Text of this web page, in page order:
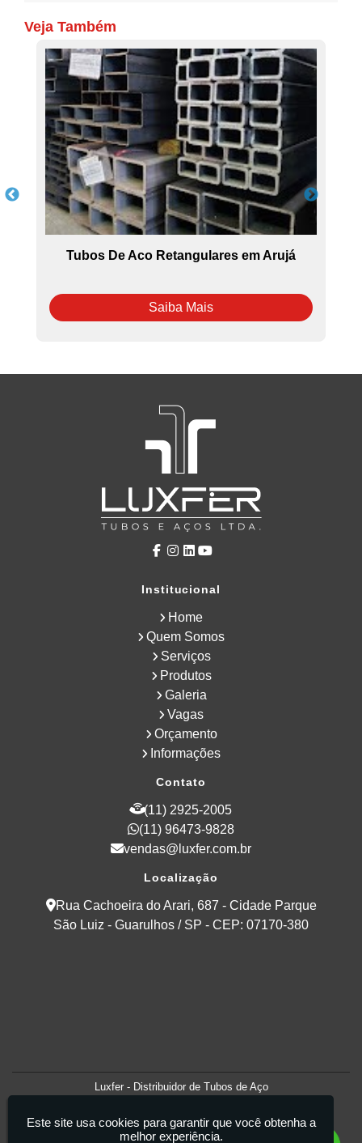
Veja Também
Tubos De Aco Retangulares em Arujá
Saiba Mais
Institucional
Home
Quem Somos
Serviços
Produtos
Galeria
Vagas
Orçamento
Informações
Contato
(11) 2925-2005
(11) 96473-9828
vendas@luxfer.com.br
Localização
Rua Cachoeira do Arari, 687 - Cidade Parque
São Luiz - Guarulhos / SP - CEP: 07170-380
Luxfer - Distribuidor de Tubos de Aço
Este site usa cookies para garantir que você obtenha a
melhor experiência.